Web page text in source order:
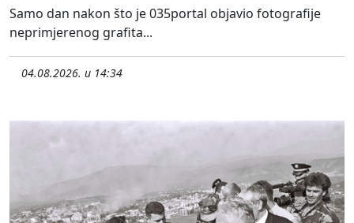
Samo dan nakon što je 035portal objavio fotografije
neprimjerenog grafita...
04.08.2026. u 14:34